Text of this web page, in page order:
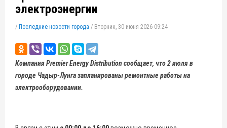
электроэнергии
/ Последние новости города / Вторник, 30 июня 2026 09:24
Компания Premier Energy Distribution сообщает, что 2 июля в
городе Чадыр-Лунга запланированы ремонтные работы на
электрооборудовании.